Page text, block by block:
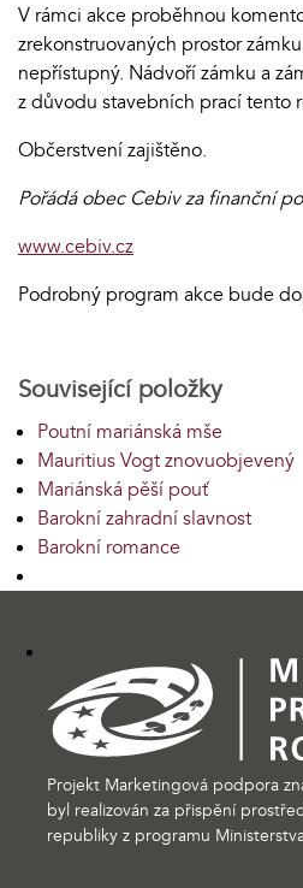
V rámci akce proběhnou
zrekonstruovaných prostor
nepřístupný. Nádvoří zámku a
z důvodu stavebních prací tento
Občerstvení zajištěno.
Pořádá obec Cebiv za finanční
www.cebiv.cz
Podrobný program akce bude
Související položky
Poutní mariánská mše
Mauritius Vogt znovuobjevený
Mariánská pěší pouť
Barokní zahradní slavnost
Barokní romance
Projekt Marketingová podpora
byl realizován za přispění
republiky z programu